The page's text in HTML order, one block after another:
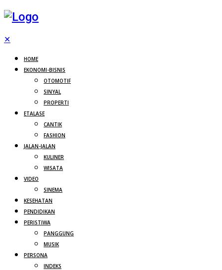
✕
HOME
EKONOMI-BISNIS
OTOMOTIF
SINYAL
PROPERTI
ETALASE
CANTIK
FASHION
JALAN-JALAN
KULINER
WISATA
VIDEO
SINEMA
KESEHATAN
PENDIDIKAN
PERISTIWA
PANGGUNG
MUSIK
PERSONA
INDEKS